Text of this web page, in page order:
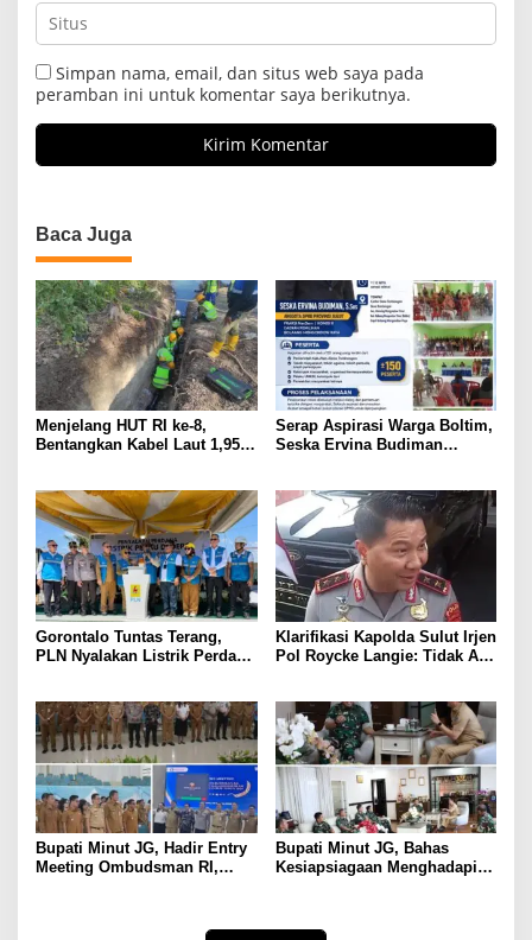
Simpan nama, email, dan situs web saya pada
peramban ini untuk komentar saya berikutnya.
Baca Juga
Menjelang HUT RI ke-8,
Bentangkan Kabel Laut 1,95
Tuntaskan 100 Persen Rasio
Desa Berlistrik Provinsi
Gorontalo
Serap Aspirasi Warga Boltim,
Seska Ervina Budiman
UMKM
Gorontalo Tuntas Terang,
PLN Nyalakan Listrik Perdana
Capai 100 Persen
Klarifikasi Kapolda Sulut Irjen
Pol Roycke Langie: Tidak Ada
Undang
Bupati Minut JG, Hadir Entry
Meeting Ombudsman RI,
Bupati Minut JG, Bahas
Kesiapsiagaan Menghadapi